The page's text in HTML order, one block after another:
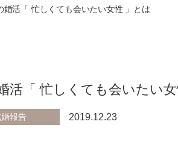
婚活「 忙しくても会いたい女性 」とは
活「 忙しくても会いたい
婚報告 2019.12.23